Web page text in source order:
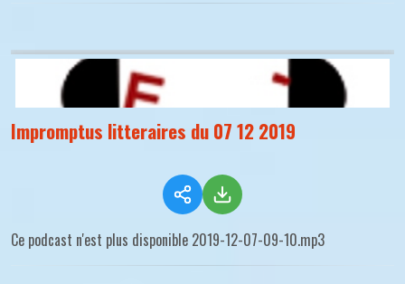
Impromptus litteraires du 07 12 2019
Ce podcast n'est plus disponible 2019-12-07-09-10.mp3